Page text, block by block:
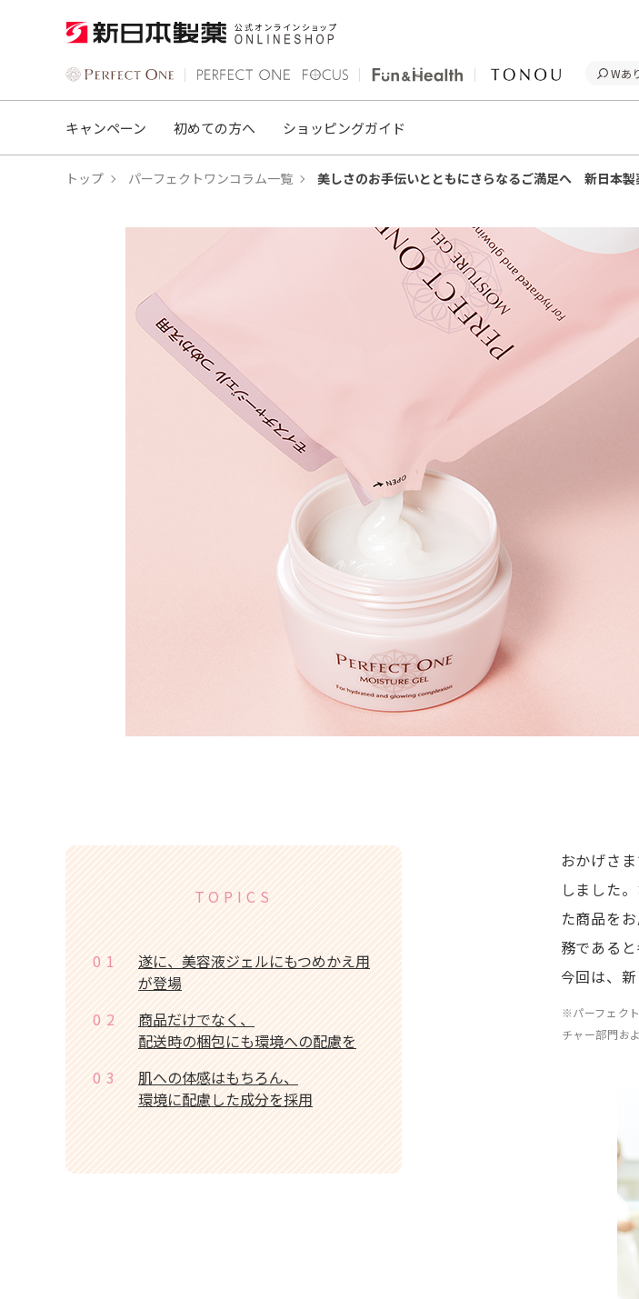
Wあ
キャンペーン 初めての方へ ショッピングガイド
トップ パーフェクトワンコラム一覧 美しさのお手伝いとともにさらなるご満足へ 新日本製
TOPICS
01
遂に、美容液ジェルにもつめかえ用
が登場
02
商品だけでなく、
配送時の梱包にも環境への配慮を
03
肌への体感はもちろん、
環境に配慮した成分を採用
おかげさ
しました
た商品を
務であると
今回は、
※パーフェク
チャー部門お